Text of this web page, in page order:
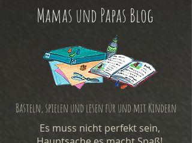
Mamas und Papas Blog
Es muss nicht perfekt sein,
Basteln, spielen und lesen für und mit Kindern